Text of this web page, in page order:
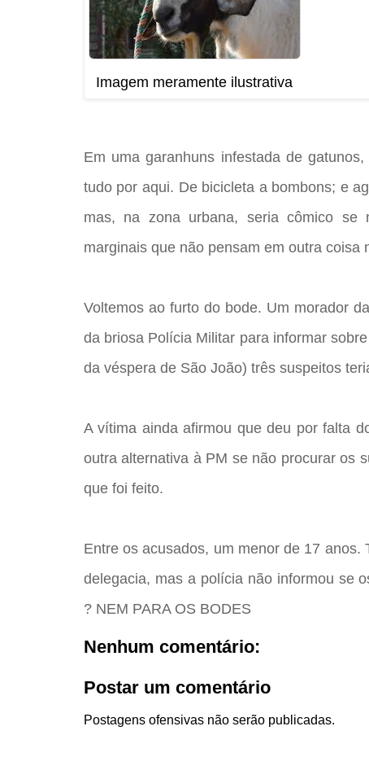
Imagem meramente ilustrativa
Em uma garanhuns infestada de
tudo por aqui. De bicicleta a bombons; e
mas, na zona urbana, seria cômico se
marginais que não pensam em outra
Voltemos ao furto do bode. Um morador
da briosa Polícia Militar para informar
da véspera de São João) três suspeitos
A vítima ainda afirmou que deu por falta
outra alternativa à PM se não procurar os
que foi feito.
Entre os acusados, um menor de 17
delegacia, mas a polícia não informou se
? NEM PARA OS BODES
Nenhum comentário:
Postar um comentário
Postagens ofensivas não serão publicadas.